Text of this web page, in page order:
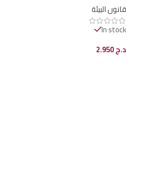
قانون البيئة
In stock
د.ج